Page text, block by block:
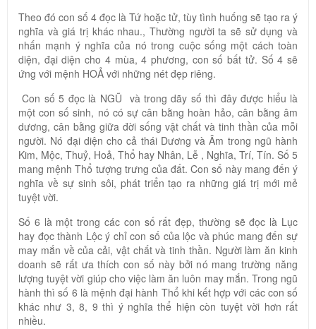
Theo đó con số 4 đọc là Tứ hoặc tử, tùy tình huống sẽ tạo ra ý
nghĩa và giá trị khác nhau., Thường người ta sẽ sử dụng và
nhấn mạnh ý nghĩa của nó trong cuộc sống một cách toàn
diện, đại diện cho 4 mùa, 4 phương, con số bất tử. Số 4 sẽ
ứng với mệnh HOẢ với những nét đẹp riêng.
Con số 5 đọc là NGŨ và trong dãy số thì đây được hiểu là
một con số sinh, nó có sự cân bằng hoàn hảo, cân bằng âm
dương, cân bằng giữa đời sống vật chất và tinh thần của mỗi
người. Nó đại diện cho cả thái Dương và Âm trong ngũ hành
Kim, Mộc, Thuỷ, Hoả, Thổ hay Nhân, Lễ , Nghĩa, Trí, Tín. Số 5
mang mệnh Thổ tượng trưng của đất. Con số này mang đến ý
nghĩa về sự sinh sôi, phát triển tạo ra những giá trị mới mẻ
tuyệt vời.
Số 6 là một trong các con số rất đẹp, thường sẽ đọc là Lục
hay đọc thành Lộc ý chỉ con số của lộc và phúc mang đến sự
may mắn về của cải, vật chất và tinh thần. Người làm ăn kinh
doanh sẽ rất ưa thích con số này bởi nó mang trường năng
lượng tuyệt vời giúp cho việc làm ăn luôn may mắn. Trong ngũ
hành thì số 6 là mệnh đại hành Thổ khi kết hợp với các con số
khác như 3, 8, 9 thì ý nghĩa thể hiện còn tuyệt vời hơn rất
nhiều.